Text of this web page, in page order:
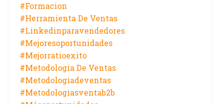
#formacion
#herramienta De Ventas
#linkedinparavendedores
#mejoresoportunidades
#mejorratioexito
#metodologia De Ventas
#metodologiadeventas
#metodologiasventab2b